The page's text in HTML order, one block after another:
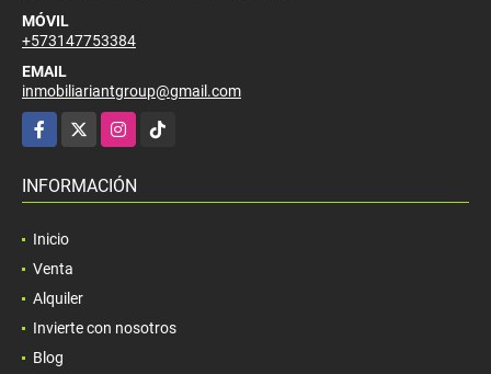
MÓVIL
+573147753384
EMAIL
inmobiliariantgroup@gmail.com
Facebook
Instagram
TikTok
INFORMACIÓN
Inicio
Venta
Alquiler
Invierte con nosotros
Blog